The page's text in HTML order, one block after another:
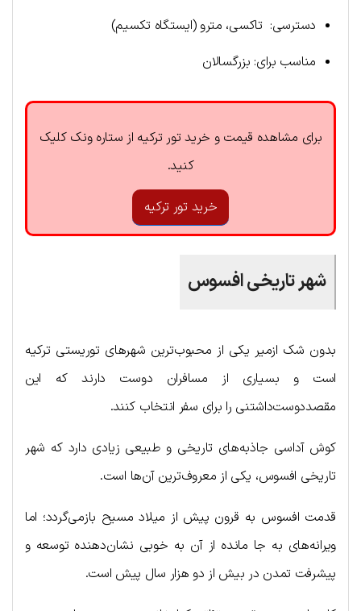
دسترسی: تاکسی، مترو (ایستگاه تکسیم)
مناسب برای: بزرگسالان
برای مشاهده قیمت و خرید تور ترکیه از ستاره ونک کلیک
کنید.
خرید تور ترکیه
شهر تاریخی افسوس
بدون شک ازمیر یکی از محبوب‌ترین شهرهای توریستی ترکیه
است و بسیاری از مسافران دوست دارند که این
مقصددوست‌داشتنی را برای سفر انتخاب کنند.
کوش آداسی جاذبه‌های تاریخی و طبیعی زیادی دارد که شهر
تاریخی افسوس، یکی از معروف‌ترین آن‌ها است.
قدمت افسوس به قرون پیش از میلاد مسیح بازمی‌گردد؛ اما
ویرانه‌های به جا مانده از آن به خوبی نشان‌دهنده توسعه و
پیشرفت تمدن در بیش از دو هزار سال پیش است.